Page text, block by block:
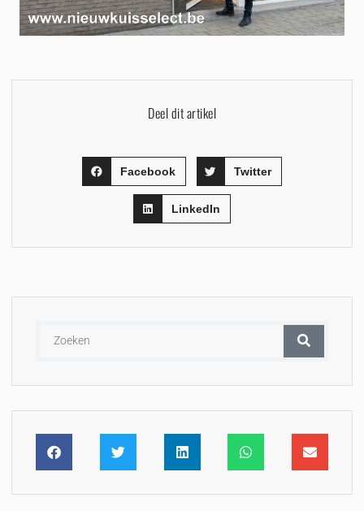
Deel dit artikel
Facebook Twitter
LinkedIn